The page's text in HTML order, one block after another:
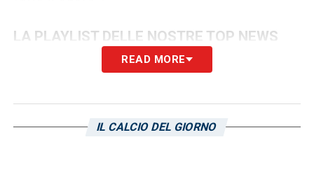
LA PLAYLIST DELLE NOSTRE TOP NEWS
READ MORE
IL CALCIO DEL GIORNO